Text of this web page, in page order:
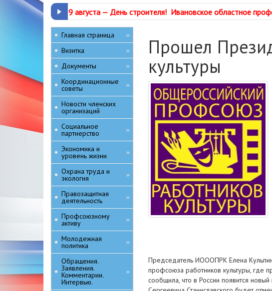
9 августа — День строителя! Ивановское областное
Прошел
культуры
Председатель ИОООПРК Елена
профсоюза работников культуры, где
сообщила, что в России появится
Главная страница »
Визитка »
Документы »
Координационные
советы »
Новости членских
организаций
Социальное
партнерство »
Экономика и
уровень жизни »
Охрана труда и
экология »
Правозащитная
деятельность »
Профсоюзному
активу »
Молодежная
политика »
Обращения.
Заявления.
Комментарии.
Интервью.
»